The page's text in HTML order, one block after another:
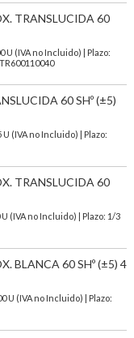
TRANSLUCIDA 60
U (IVA no Incluido)
| Plazo:
60 SHº (±5)
U (IVA no Incluido) | Plazo:
TRANSLUCIDA 60
(IVA no Incluido)
| Plazo: 1/3
BLANCA 60 SHº (±5) 4
U (IVA no Incluido) | Plazo: